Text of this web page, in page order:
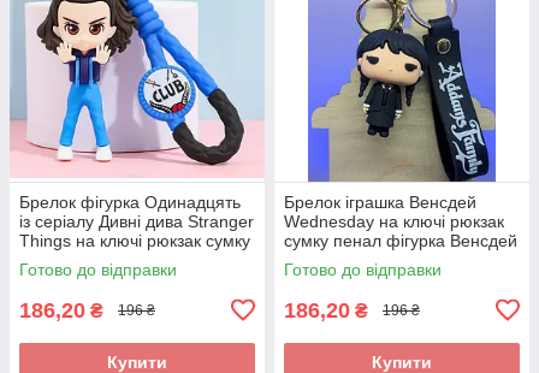
Брелок фігурка Одинадцять
із серіалу Дивні дива Stranger
Things на ключі рюкзак сумку
пенал, іграшка
Готово до відправки
186,20 ₴ 196 ₴
Купити
Брелок іграшка Венсдей
Wednesday на ключі рюкзак
сумку пенал фігурка Венсдей
Адамс фігурка у стилі Funko
Pop
Готово до відправки
186,20 ₴ 196 ₴
Купити